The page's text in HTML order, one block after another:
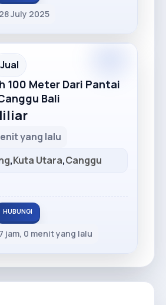
July 2025
Jual
100 Meter Dari Pantai
Bali
yang lalu
,Kuta Utara,Canggu
HUBUNGI
jam, 0 menit yang lalu